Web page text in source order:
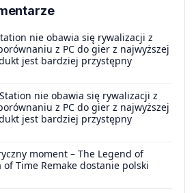
nie obawia się rywalizacji z
z PC do gier z najwyższej
jest bardziej przystępny
nie obawia się rywalizacji z
z PC do gier z najwyższej
jest bardziej przystępny
moment – The Legend of
of Time Remake dostanie polski